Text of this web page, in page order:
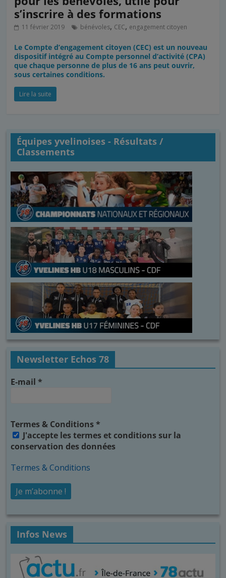
s’inscrire à des formations
11 février 2019 bénévoles, CEC, engagement citoyen
Le Compte d’engagement citoyen (CEC) est un nouveau
dispositif intégré au Compte personnel d’activité (CPA)
que chaque personne de plus de 16 ans peut ouvrir,
sous certaines conditions.
Lire la suite
Équipes yvelinoises - Résultats /
Classements
Newsletter Echos 78
E-mail*
Termes & Conditions*
J'accepte les termes et conditions sur la
conservation des données
Termes & Conditions
Infos News